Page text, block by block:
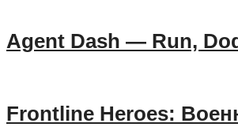
Agent Dash — Run,
Frontline Heroes: